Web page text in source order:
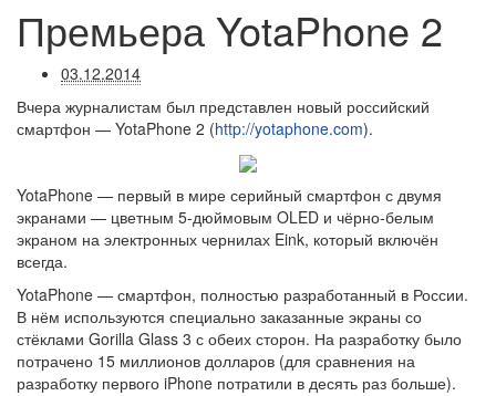
Премьера YotaPhone 2
03.12.2014
Вчера журналистам был представлен новый российский
смартфон — YotaPhone 2 (http://yotaphone.com).
YotaPhone — первый в мире серийный смартфон с двумя
экранами — цветным 5-дюймовым OLED и чёрно-белым
экраном на электронных чернилах Eink, который включён
всегда.
YotaPhone — смартфон, полностью разработанный в России.
В нём используются специально заказанные экраны со
стёклами Gorilla Glass 3 с обеих сторон. На разработку было
потрачено 15 миллионов долларов (для сравнения на
разработку первого iPhone потратили в десять раз больше).